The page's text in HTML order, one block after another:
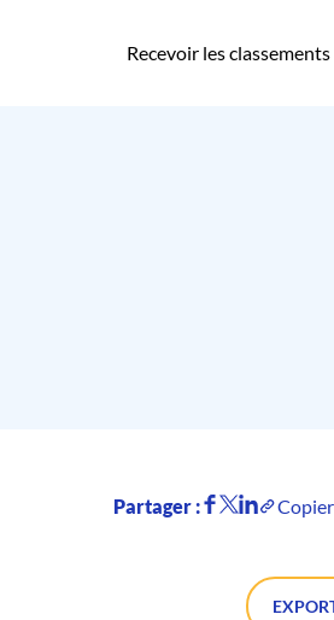
Recevoir les classements
Partager :